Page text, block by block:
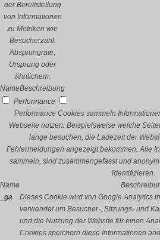
der Bereitstellung
von Informationen
zu Metriken wie
Besucherzahl,
Absprungrate,
Ursprung oder
ähnlichem.
NameBeschreibung
Performance
Performance Cookies sammeln
Webseite nutzen. Beispielsweise welche
lange besuchen, die Ladezeit der
Fehlermeldungen angezeigt bekommen. Alle
sammeln, sind zusammengefasst und
identifizieren.
Name
_ga
Dieses Cookie wird von Google Analytics
verwendet um Besucher-, Sitzungs- und
und die Nutzung der Website für einen
Cookies speichern diese Informationen